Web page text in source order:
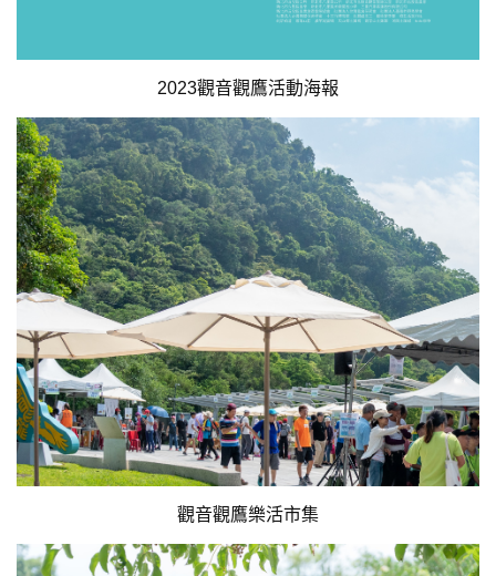
2023觀音觀鷹活動海報
觀音觀鷹樂活市集